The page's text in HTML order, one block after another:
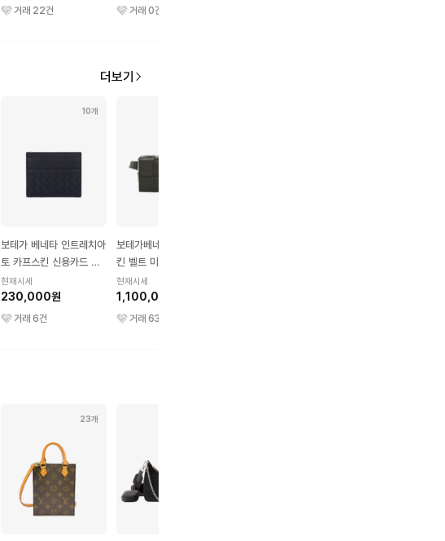
거래 22건 거래 0건
더보기
10개
보테가 베네타 인트레치아
토 카프스킨 신용카드 케
이스 블랙
현재시세
230,000원
거래 6건
보테가베네타 카세트 램스
킨 벨트 미니 블랙
현재시세
1,100,000원
거래 63
23개